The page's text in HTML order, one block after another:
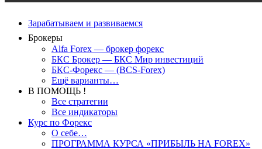
Зарабатываем и развиваемся
Брокеры
Alfa Forex — брокер форекс
БКС Брокер — БКС Мир инвестиций
БКС-Форекс — (BCS-Forex)
Ещё варианты…
В ПОМОЩЬ !
Все стратегии
Все индикаторы
Курс по Форекс
О себе…
ПРОГРАММА КУРСА «ПРИБЫЛЬ НА FOREX»